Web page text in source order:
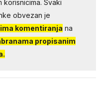
korisnicima. Svaki
obvezan je
komentiranja na
propisanim